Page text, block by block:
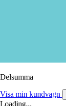
Delsumma
Visa min kundvagn
Loading...